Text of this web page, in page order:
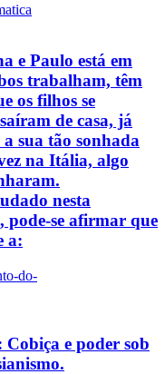
e Paulo está em
trabalham, têm
os filhos se
de casa, já
sua tão sonhada
na Itália, algo
nesta
pode-se afirmar que
a:
do-
e poder sob